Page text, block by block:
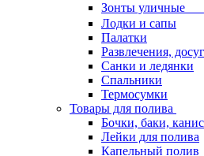
Зонты уличные
Лодки и сапы
Палатки
Развлечения,
Санки и ледянки
Спальники
Термосумки
Товары для полива
Бочки, баки,
Лейки для полива
Капельный полив